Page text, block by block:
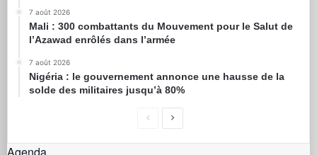
7 août 2026
Mali : 300 combattants du Mouvement pour le Salut de
l’Azawad enrôlés dans l’armée
7 août 2026
Nigéria : le gouvernement annonce une hausse de la
solde des militaires jusqu’à 80%
Agenda